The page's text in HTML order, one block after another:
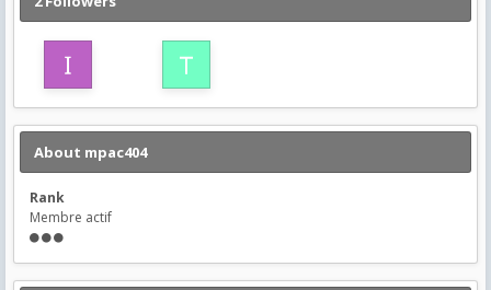
About mpac404
Rank
Membre actif